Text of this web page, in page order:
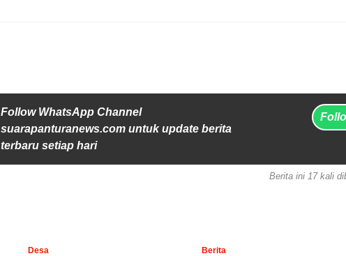
Follow WhatsApp Channel
suarapanturanews.com untuk update berita
terbaru setiap hari
Berita ini 17 kali
Desa Berita